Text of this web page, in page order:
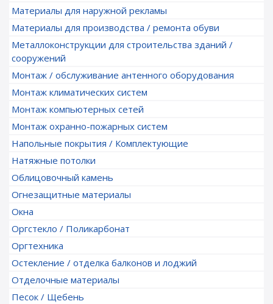
Материалы для наружной рекламы
Материалы для производства / ремонта обуви
Металлоконструкции для строительства зданий /
сооружений
Монтаж / обслуживание антенного оборудования
Монтаж климатических систем
Монтаж компьютерных сетей
Монтаж охранно-пожарных систем
Напольные покрытия / Комплектующие
Натяжные потолки
Облицовочный камень
Огнезащитные материалы
Окна
Оргстекло / Поликарбонат
Оргтехника
Остекление / отделка балконов и лоджий
Отделочные материалы
Песок / Щебень